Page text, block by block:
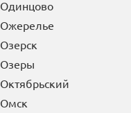
Одинцово
Ожерелье
Озерск
Озеры
Октябрьский
Омск